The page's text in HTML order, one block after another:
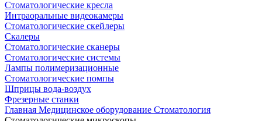
Стоматологические кресла
Интраоральные видеокамеры
Стоматологические скейлеры
Скалеры
Стоматологические сканеры
Стоматологические системы
Лампы полимеризационные
Стоматологические помпы
Шприцы вода-воздух
Фрезерные станки
Главная Медицинское оборудование Стоматология